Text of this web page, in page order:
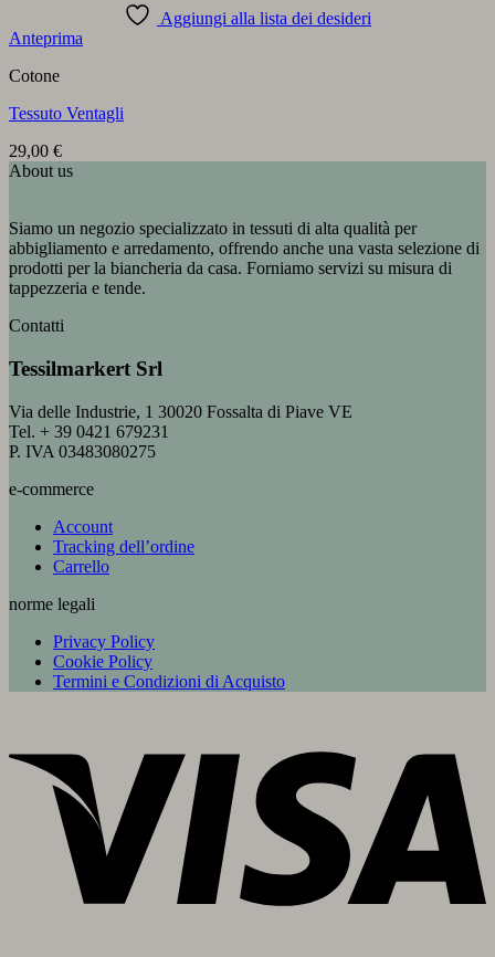
Aggiungi alla lista dei desideri
Anteprima
Cotone
Tessuto Ventagli
29,00 €
About us
Siamo un negozio specializzato in tessuti di alta qualità per
abbigliamento e arredamento, offrendo anche una vasta selezione di
prodotti per la biancheria da casa. Forniamo servizi su misura di
tappezzeria e tende.
Contatti
Tessilmarkert Srl
Via delle Industrie, 1 30020 Fossalta di Piave VE
Tel. + 39 0421 679231
P. IVA 03483080275
e-commerce
Account
Tracking dell’ordine
Carrello
norme legali
Privacy Policy
Cookie Policy
Termini e Condizioni di Acquisto